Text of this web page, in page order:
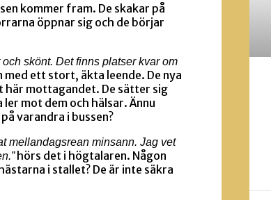
kommer fram. De skakar på
öppnar sig och de börjar
skönt. Det finns platser kvar om
ett stort, äkta leende. De nya
här mottagandet. De sätter sig
mot dem och hälsar. Ännu
varandra i bussen?
mellandagsrean minsann. Jag vet
hörs det i högtalaren. Någon
i stallet? De är inte säkra